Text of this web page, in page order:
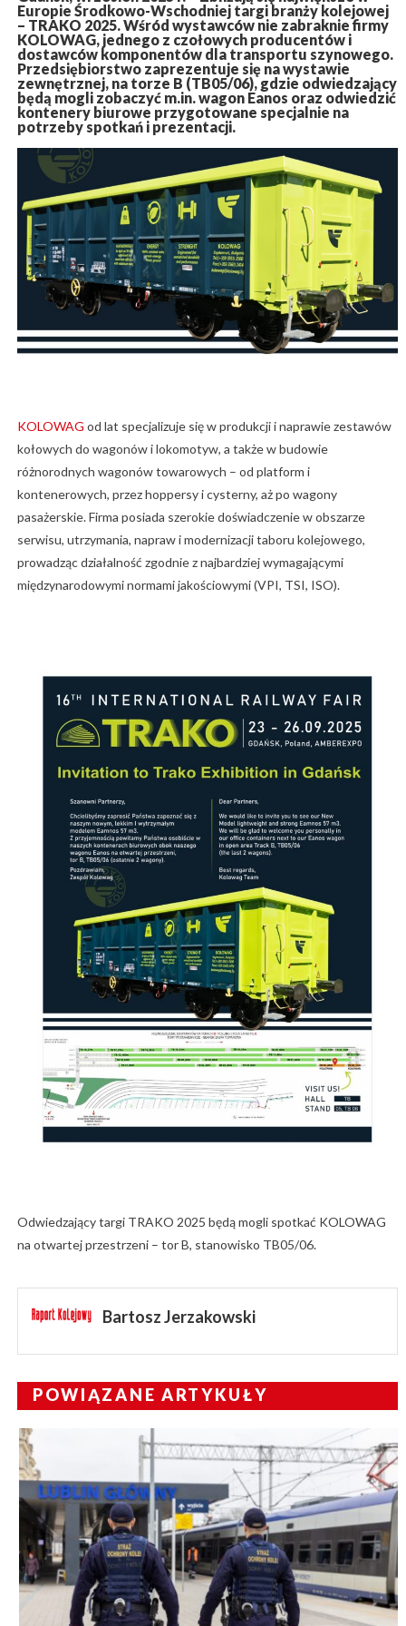
Europie Środkowo-Wschodniej targi branży kolejowej
– TRAKO 2025. Wśród wystawców nie zabraknie firmy
KOLOWAG, jednego z czołowych producentów i
dostawców komponentów dla transportu szynowego.
Przedsiębiorstwo zaprezentuje się na wystawie
zewnętrznej, na torze B (TB05/06), gdzie odwiedzający
będą mogli zobaczyć m.in. wagon Eanos oraz odwiedzić
kontenery biurowe przygotowane specjalnie na
potrzeby spotkań i prezentacji.
KOLOWAG od lat specjalizuje się w produkcji i naprawie zestawów
kołowych do wagonów i lokomotyw, a także w budowie
różnorodnych wagonów towarowych – od platform i
kontenerowych, przez hoppersy i cysterny, aż po wagony
pasażerskie. Firma posiada szerokie doświadczenie w obszarze
serwisu, utrzymania, napraw i modernizacji taboru kolejowego,
prowadząc działalność zgodnie z najbardziej wymagającymi
międzynarodowymi normami jakościowymi (VPI, TSI, ISO).
Odwiedzający targi TRAKO 2025 będą mogli spotkać KOLOWAG
na otwartej przestrzeni – tor B, stanowisko TB05/06.
Bartosz Jerzakowski
POWIĄZANE ARTYKUŁY